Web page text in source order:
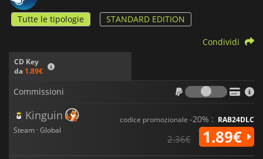
Tutte le tipologie STANDARD EDITION
CD Key
da 1.89€
Condividi
Commissioni
Kinguin
Steam · Global
codice promozionale -20% : RAB24DLC
2.36€ 1.89€